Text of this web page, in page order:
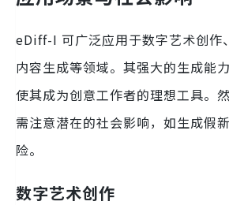
eDiff-I 可广泛应用于数字艺术创作
内容生成等领域。其强大的生成能
使其成为创意工作者的理想工具。
需注意潜在的社会影响，如生成假
险。
数字艺术创作